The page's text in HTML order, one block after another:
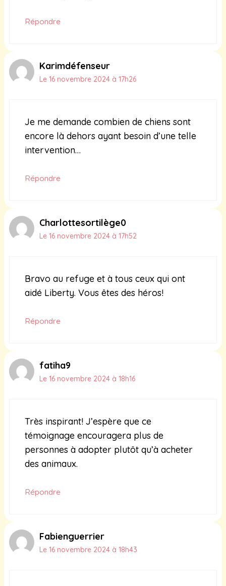
Répondre
Karimdéfenseur
Le 16 novembre 2024 à 17h26
Je me demande combien de chiens sont
encore là dehors ayant besoin d’une telle
intervention…
Répondre
Charlottesortilège0
Le 16 novembre 2024 à 17h52
Bravo au refuge et à tous ceux qui ont
aidé Liberty. Vous êtes des héros!
Répondre
fatiha9
Le 16 novembre 2024 à 18h16
Très inspirant! J’espère que ce
témoignage encouragera plus de
personnes à adopter plutôt qu’à acheter
des animaux.
Répondre
Fabienguerrier
Le 16 novembre 2024 à 18h43